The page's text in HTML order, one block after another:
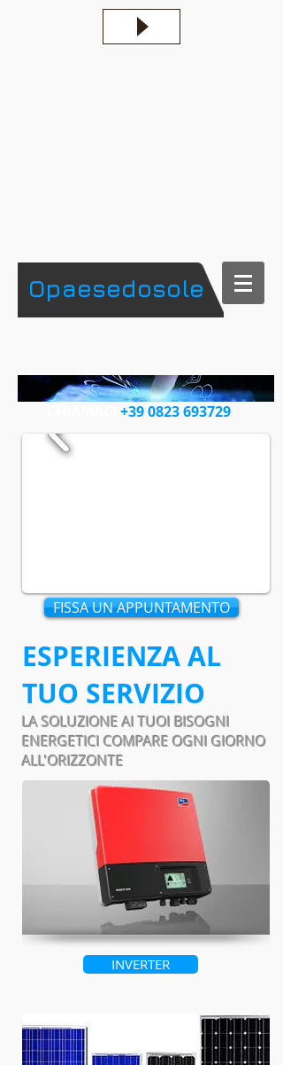
+39 0823 693729
​Opaesedosole
FISSA UN APPUNTAMENTO
ESPERIENZA AL
TUO SERVIZIO
LA SOLUZIONE AI TUOI BISOGNI
ENERGETICI COMPARE OGNI GIORNO
ALL'ORIZZONTE
INVERTER